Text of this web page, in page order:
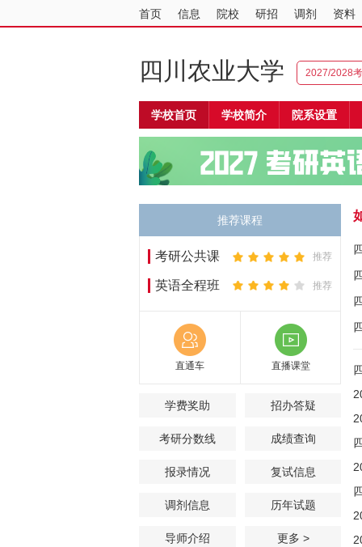
首页 信息 院校 研招 调剂 资料
四川农业大学 2027/2028
学校首页 学校简介 院系设置
推荐课程
考研公共课 推荐
英语全程班 推荐
直通车 直播课堂
学费奖助 招办答疑
考研分数线 成绩查询
报录情况 复试信息
调剂信息 历年试题
导师介绍 更多 >